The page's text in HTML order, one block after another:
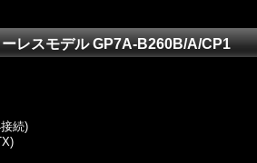
レスモデル GP7A-B260B/A/CP1
続)